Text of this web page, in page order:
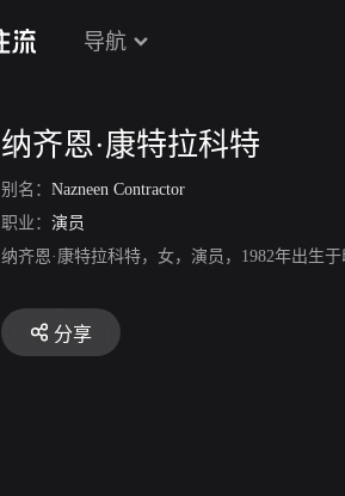
导航
纳齐恩·康特拉科特
别名： Nazneen Contractor
职业： 演员
纳齐恩·康特拉科特，女，演员，1982年出生
分享